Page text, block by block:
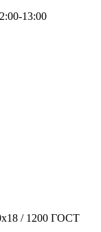
13:00
/ 1200 ГОСТ